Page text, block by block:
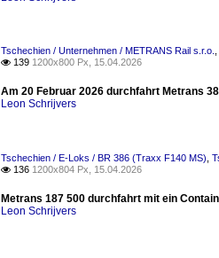
Tschechien / Unternehmen / METRANS Rail s.r.o.
 139 1200x800 Px, 15.04.2026
Am 20 Februar 2026 durchfahrt Metrans
Leon Schrijvers
Tschechien / E-Loks / BR 386 (Traxx F140 MS)
 136 1200x804 Px, 15.04.2026
Metrans 187 500 durchfahrt mit ein
Leon Schrijvers